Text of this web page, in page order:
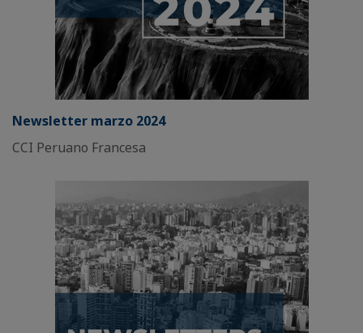
Newsletter marzo 2024
CCI Peruano Francesa